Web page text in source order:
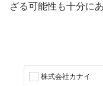
ざる可能性も十分に
株式会社カナイ